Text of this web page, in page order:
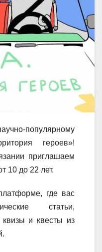
популярному
героев»!
приглашаем
10 до 22 лет.
где вас
статьи,
квизы и квесты из